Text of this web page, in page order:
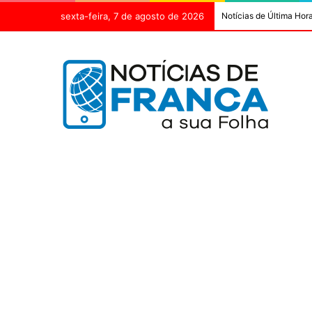
sexta-feira, 7 de agosto de 2026 Notícias de Última